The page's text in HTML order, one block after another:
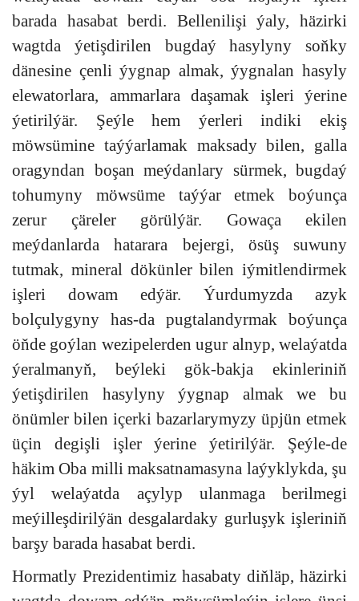
barada hasabat berdi. Bellenilişi ýaly, häzirki
wagtda ýetişdirilen bugdaý hasylyny soňky
dänesine çenli ýygnap almak, ýygnalan hasyly
elewatorlara, ammarlara daşamak işleri ýerine
ýetirilýär. Şeýle hem ýerleri indiki ekiş
möwsümine taýýarlamak maksady bilen, galla
oragyndan boşan meýdanlary sürmek, bugdaý
tohumyny möwsüme taýýar etmek boýunça
zerur çäreler görülýär. Gowaça ekilen
meýdanlarda hatarara bejergi, ösüş suwuny
tutmak, mineral dökünler bilen iýmitlendirmek
işleri dowam edýär. Ýurdumyzda azyk
bolçulygyny has-da pugtalandyrmak boýunça
öňde goýlan wezipelerden ugur alnyp, welaýatda
ýeralmanyň, beýleki gök-bakja ekinleriniň
ýetişdirilen hasylyny ýygnap almak we bu
önümler bilen içerki bazarlarymyzy üpjün etmek
üçin degişli işler ýerine ýetirilýär. Şeýle-de
häkim Oba milli maksatnamasyna laýyklykda, şu
ýyl welaýatda açylyp ulanmaga berilmegi
meýilleşdirilýän desgalardaky gurluşyk işleriniň
barşy barada hasabat berdi.
Hormatly Prezidentimiz hasabaty diňläp, häzirki